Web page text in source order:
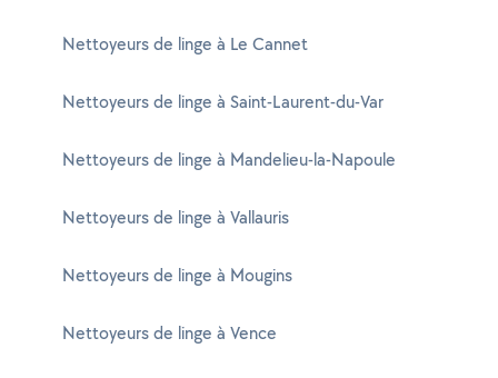
Nettoyeurs de linge à Le Cannet
Nettoyeurs de linge à Saint-Laurent-du-Var
Nettoyeurs de linge à Mandelieu-la-Napoule
Nettoyeurs de linge à Vallauris
Nettoyeurs de linge à Mougins
Nettoyeurs de linge à Vence